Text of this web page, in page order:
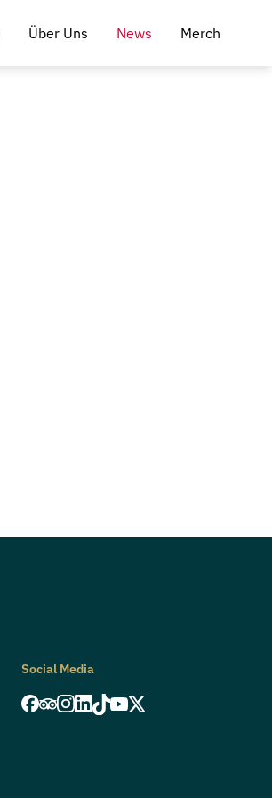
Über Uns News Merch
Social Media